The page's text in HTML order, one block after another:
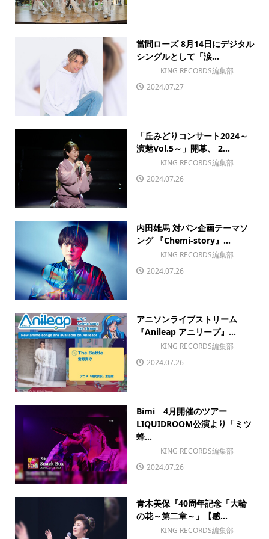
當間ローズ 8月14日にデジタル
シングルとして「涙...
KING RECORDS編集部
2024.07.27
「丘みどりコンサート2024～
演魅Vol.5～」開幕、 2...
KING RECORDS編集部
2024.07.26
内田雄馬 対バン企画テーマソ
ング 『Chemi-story』...
KING RECORDS編集部
2024.07.26
アニソンライブストリーム
『Anileap アニリープ』...
KING RECORDS編集部
2024.07.26
Bimi 4月開催のツアー
LIQUIDROOM公演より「ミツ
蜂...
KING RECORDS編集部
2024.07.26
青木美保『40周年記念「大輪
の花～第二章～」【感...
KING RECORDS編集部